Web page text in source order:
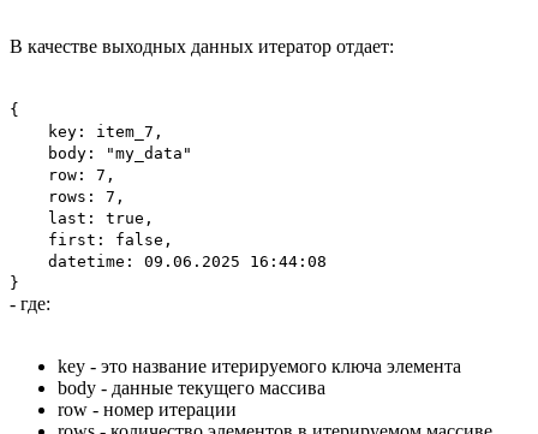
В качестве выходных данных итератор отдает:
{
    key: item_7,
    body: "my_data"
    row: 7,
    rows: 7,
    last: true,
    first: false,
    datetime: 09.06.2025 16:44:08
}
- где:
key - это название итерируемого ключа элемента
body - данные текущего массива
row - номер итерации